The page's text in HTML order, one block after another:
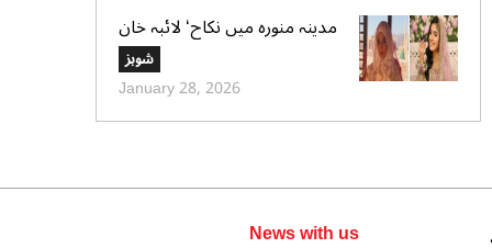
مدینہ منورہ میں نکاح‘ لائبہ خان
کی دعائے خیر کی تصاویر بھی
وائرل
شوبز
January 28, 2026
News with us